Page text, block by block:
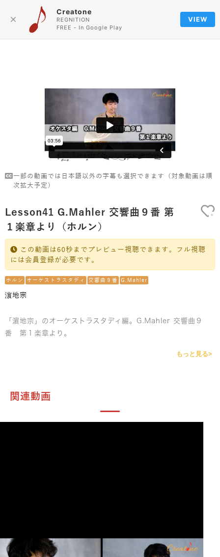
×
Creatone
REGNITION
FREE - In Google Play
VIEW
Lesson41 G.Mahler 交響曲９番 第
１楽章より（ホルン）
この動画は60秒までプレビュー視聴できます。フル視聴
には会員登録が必要です。
ホルン オーケストラスタディ 交響曲９番 G.Mahler
濵地宗
+
一部の動画では日本語以外の字幕も選択できます（対象動画は順
次拡大予定）
「濵地宗」のオーケストラスタディ編。G.Mahler 交響曲９
番 第１楽章より。
もっと見る>
関連動画